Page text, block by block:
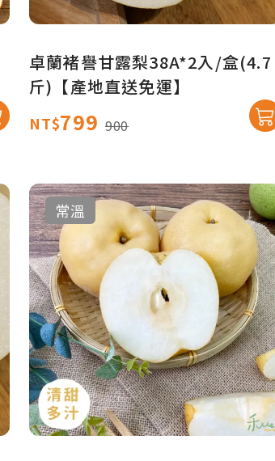
卓蘭褚譽甘露梨38A*2入/盒(4.7
斤)【產地直送免運】
NT$799 900
常溫